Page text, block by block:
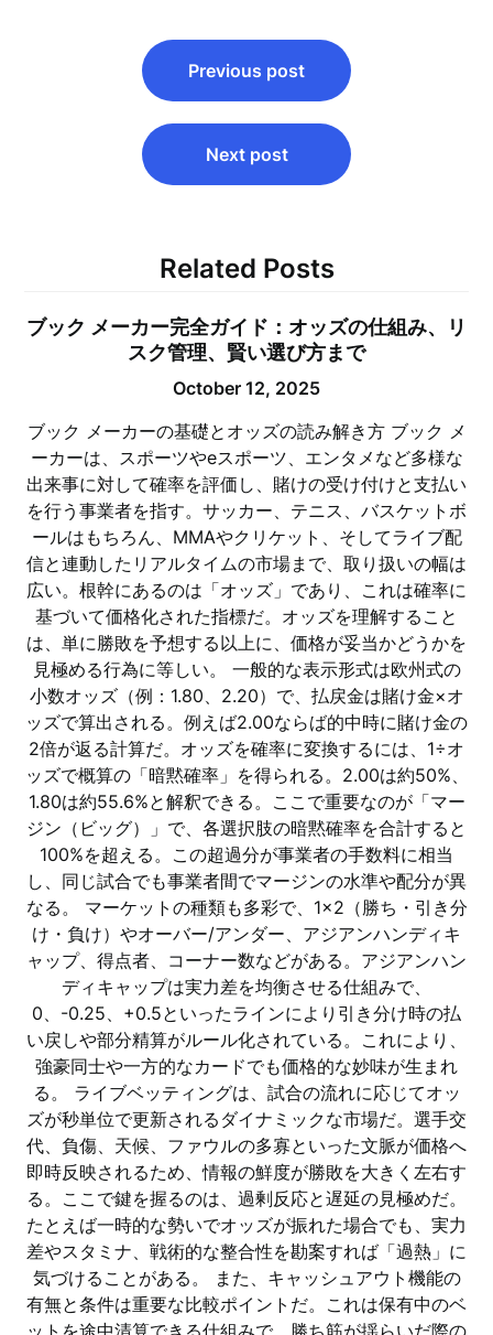
navigation
Previous post
Next post
Related Posts
ブック メーカー完全ガイド：オッズの仕組み、リ
スク管理、賢い選び方まで
October 12, 2025
ブック メーカーの基礎とオッズの読み解き方 ブック メ
ーカーは、スポーツやeスポーツ、エンタメなど多様な
出来事に対して確率を評価し、賭けの受け付けと支払い
を行う事業者を指す。サッカー、テニス、バスケットボ
ールはもちろん、MMAやクリケット、そしてライブ配
信と連動したリアルタイムの市場まで、取り扱いの幅は
広い。根幹にあるのは「オッズ」であり、これは確率に
基づいて価格化された指標だ。オッズを理解すること
は、単に勝敗を予想する以上に、価格が妥当かどうかを
見極める行為に等しい。 一般的な表示形式は欧州式の
小数オッズ（例：1.80、2.20）で、払戻金は賭け金×オ
ッズで算出される。例えば2.00ならば的中時に賭け金の
2倍が返る計算だ。オッズを確率に変換するには、1÷オ
ッズで概算の「暗黙確率」を得られる。2.00は約50%、
1.80は約55.6%と解釈できる。ここで重要なのが「マー
ジン（ビッグ）」で、各選択肢の暗黙確率を合計すると
100%を超える。この超過分が事業者の手数料に相当
し、同じ試合でも事業者間でマージンの水準や配分が異
なる。 マーケットの種類も多彩で、1×2（勝ち・引き分
け・負け）やオーバー/アンダー、アジアンハンディキ
ャップ、得点者、コーナー数などがある。アジアンハン
ディキャップは実力差を均衡させる仕組みで、
0、-0.25、+0.5といったラインにより引き分け時の払
い戻しや部分精算がルール化されている。これにより、
強豪同士や一方的なカードでも価格的な妙味が生まれ
る。 ライブベッティングは、試合の流れに応じてオッ
ズが秒単位で更新されるダイナミックな市場だ。選手交
代、負傷、天候、ファウルの多寡といった文脈が価格へ
即時反映されるため、情報の鮮度が勝敗を大きく左右す
る。ここで鍵を握るのは、過剰反応と遅延の見極めだ。
たとえば一時的な勢いでオッズが振れた場合でも、実力
差やスタミナ、戦術的な整合性を勘案すれば「過熱」に
気づけることがある。 また、キャッシュアウト機能の
有無と条件は重要な比較ポイントだ。これは保有中のベ
ットを途中清算できる仕組みで、勝ち筋が揺らいだ際の